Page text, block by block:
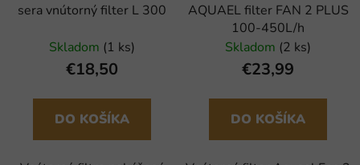
sera vnútorný filter L 300
Skladom (1 ks)
€18,50
DO KOŠÍKA
AQUAEL filter FAN 2 PLUS
100-450L/h
Skladom (2 ks)
€23,99
DO KOŠÍKA